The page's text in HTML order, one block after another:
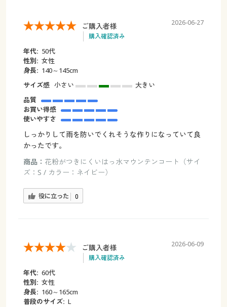
ご購入者様
購入確認済み
2026-06-27
年代: 50代
性別: 女性
身長: 140～145cm
サイズ感 小さい
大きい
品質
お買い得感
使いやすさ
しっかりして雨を防いでくれそうな作りになっていて良
かったです。
商品： 花粉がつきにくいはっ水マウンテンコート（サイ
ズ：S / カラー：ネイビー）
役に立った 0
ご購入者様
購入確認済み
2026-06-09
年代: 60代
性別: 女性
身長: 160～165cm
普段のサイズ: L